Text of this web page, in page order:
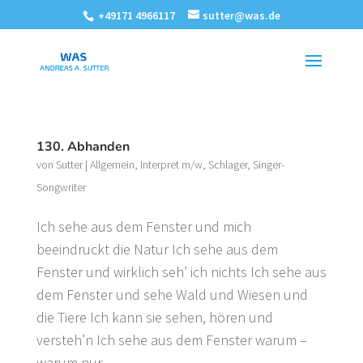
+49171 4966117 sutter@was.de
130. Abhanden
von Sutter| Allgemein, Interpret m/w, Schlager, Singer-
Songwriter
Ich sehe aus dem Fenster und mich
beeindruckt die Natur Ich sehe aus dem
Fenster und wirklich seh’ ich nichts Ich sehe aus
dem Fenster und sehe Wald und Wiesen und
die Tiere Ich kann sie sehen, hören und
versteh’n Ich sehe aus dem Fenster warum –